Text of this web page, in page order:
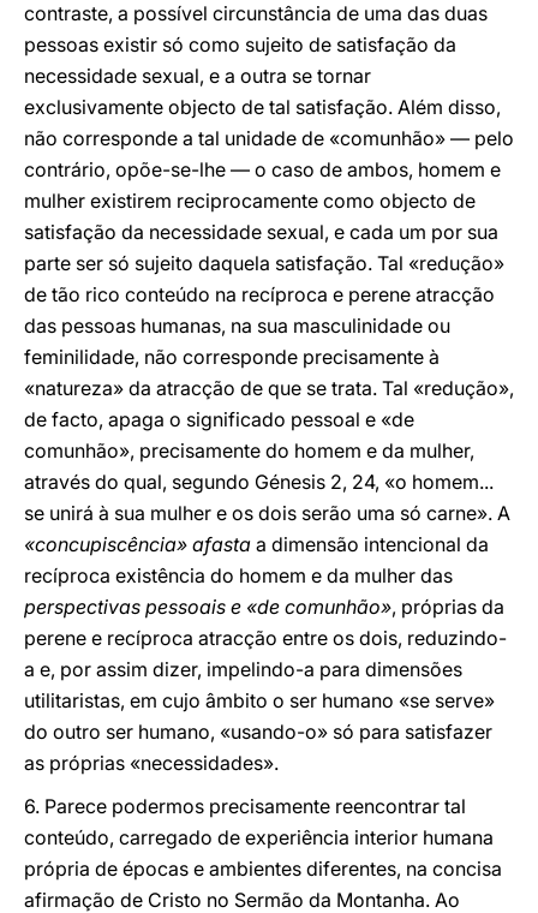
contraste, a possível circunstância de uma das duas
pessoas existir só como sujeito de satisfação da
necessidade sexual, e a outra se tornar
exclusivamente objecto de tal satisfação. Além disso,
não corresponde a tal unidade de «comunhão» — pelo
contrário, opõe-se-lhe — o caso de ambos, homem e
mulher existirem reciprocamente como objecto de
satisfação da necessidade sexual, e cada um por sua
parte ser só sujeito daquela satisfação. Tal «redução»
de tão rico conteúdo na recíproca e perene atracção
das pessoas humanas, na sua masculinidade ou
feminilidade, não corresponde precisamente à
«natureza» da atracção de que se trata. Tal «redução»,
de facto, apaga o significado pessoal e «de
comunhão», precisamente do homem e da mulher,
através do qual, segundo Génesis 2, 24, «o homem...
se unirá à sua mulher e os dois serão uma só carne». A
«concupiscência» afasta a dimensão intencional da
recíproca existência do homem e da mulher das
perspectivas pessoais e «de comunhão», próprias da
perene e recíproca atracção entre os dois, reduzindo-
a e, por assim dizer, impelindo-a para dimensões
utilitaristas, em cujo âmbito o ser humano «se serve»
do outro ser humano, «usando-o» só para satisfazer
as próprias «necessidades».
6. Parece podermos precisamente reencontrar tal
conteúdo, carregado de experiência interior humana
própria de épocas e ambientes diferentes, na concisa
afirmação de Cristo no Sermão da Montanha. Ao